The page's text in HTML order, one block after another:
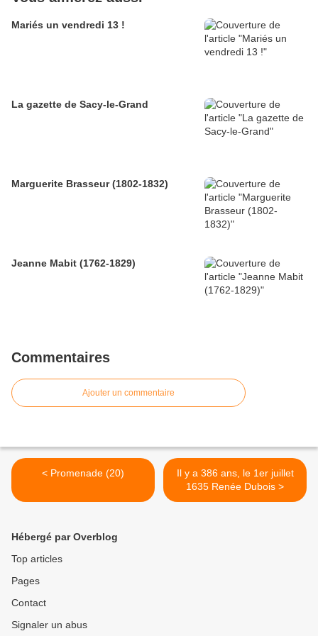
Mariés un vendredi 13 !
La gazette de Sacy-le-Grand
Marguerite Brasseur (1802-1832)
Jeanne Mabit (1762-1829)
Commentaires
Ajouter un commentaire
< Promenade (20)
Il y a 386 ans, le 1er juillet
1635 Renée Dubois >
Hébergé par Overblog
Top articles
Pages
Contact
Signaler un abus